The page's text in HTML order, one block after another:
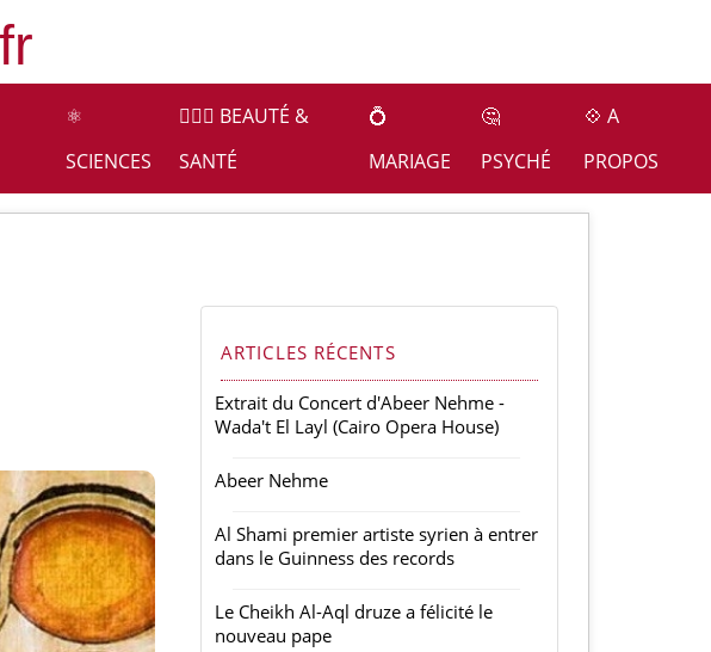
⚛️
SCIENCES
👩🏻‍⚕️ BEAUTÉ &
SANTÉ
💍
MARIAGE
🤔
PSYCHÉ
💠 A
PROPOS
ARTICLES RÉCENTS
Extrait du Concert d'Abeer Nehme -
Wada't El Layl (Cairo Opera House)
Abeer Nehme
Al Shami premier artiste syrien à entrer
dans le Guinness des records
Le Cheikh Al-Aql druze a félicité le
nouveau pape